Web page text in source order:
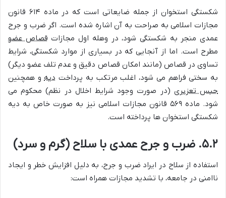
شکستگی استخوان از جمله ضایعاتی است که در ماده ۶۱۴ قانون
مجازات اسلامی به صراحت به آن اشاره شده است. اگر ضرب و جرح
عمدی منجر به شکستگی شود، در وهله اول مجازات قصاص عضو
مطرح است. اما از آنجایی که در بسیاری از موارد شکستگی، شرایط
تساوی در قصاص (مانند امکان قصاص دقیق و عدم تلف عضو دیگر)
به سختی فراهم می شود، اغلب مرتکب به پرداخت دیهو همچنین
حبس تعزیری (در صورت وجود شرایط اخلال در نظم) محکوم می
شود. ماده ۵۶۹ قانون مجازات اسلامی نیز به صورت خاص به دیه
شکستگی استخوان ها پرداخته است.
۵.۲. ضرب و جرح عمدی با سلاح (گرم و سرد)
استفاده از سلاح در ایراد ضرب و جرح، به دلیل افزایش خطر و ایجاد
ناامنی در جامعه، با تشدید مجازات همراه است: